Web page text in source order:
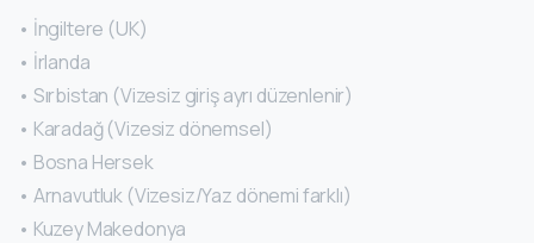
• İngiltere (UK)
• İrlanda
• Sırbistan (Vizesiz giriş ayrı düzenlenir)
• Karadağ (Vizesiz dönemsel)
• Bosna Hersek
• Arnavutluk (Vizesiz/Yaz dönemi farklı)
• Kuzey Makedonya